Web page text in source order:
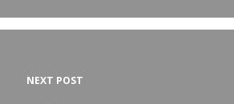
NEXT POST